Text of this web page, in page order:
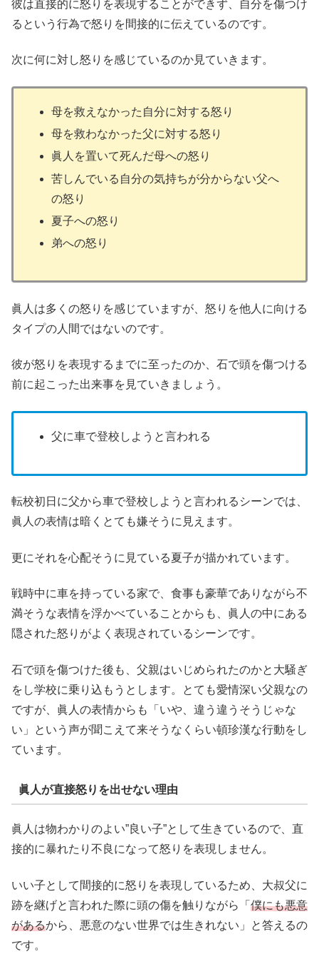
彼は直接的に怒りを表現することができず、自分を傷つけ
るという行為で怒りを間接的に伝えているのです。
次に何に対し怒りを感じているのか見ていきます。
母を救えなかった自分に対する怒り
母を救わなかった父に対する怒り
眞人を置いて死んだ母への怒り
苦しんでいる自分の気持ちが分からない父へ
の怒り
夏子への怒り
弟への怒り
眞人は多くの怒りを感じていますが、怒りを他人に向ける
タイプの人間ではないのです。
彼が怒りを表現するまでに至ったのか、石で頭を傷つける
前に起こった出来事を見ていきましょう。
父に車で登校しようと言われる
転校初日に父から車で登校しようと言われるシーンでは、
眞人の表情は暗くとても嫌そうに見えます。
更にそれを心配そうに見ている夏子が描かれています。
戦時中に車を持っている家で、食事も豪華でありながら不
満そうな表情を浮かべていることからも、眞人の中にある
隠された怒りがよく表現されているシーンです。
石で頭を傷つけた後も、父親はいじめられたのかと大騒ぎ
をし学校に乗り込もうとします。とても愛情深い父親なの
ですが、眞人の表情からも「いや、違う違うそうじゃな
い」という声が聞こえて来そうなくらい頓珍漢な行動をし
ています。
眞人が直接怒りを出せない理由
眞人は物わかりのよい”良い子”として生きているので、直
接的に暴れたり不良になって怒りを表現しません。
いい子として間接的に怒りを表現しているため、大叔父に
跡を継げと言われた際に頭の傷を触りながら「 僕にも悪意
があるから、悪意のない世界では生きれない」と答えるの
です。